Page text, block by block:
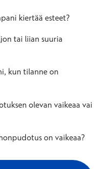
kiertää esteet?
tai liian suuria
kun tilanne on
olevan vaikeaa vai
on vaikeaa?